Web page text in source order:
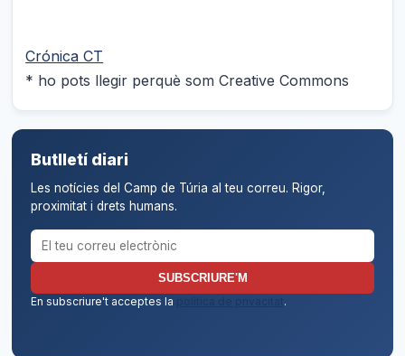
Crónica CT
* ho pots llegir perquè som Creative Commons
Butlletí diari
Les notícies del Camp de Túria al teu correu. Rigor,
proximitat i drets humans.
Correu electrònic per al butlletí
SUBSCRIURE'M
En subscriure't acceptes la
política de privacitat.